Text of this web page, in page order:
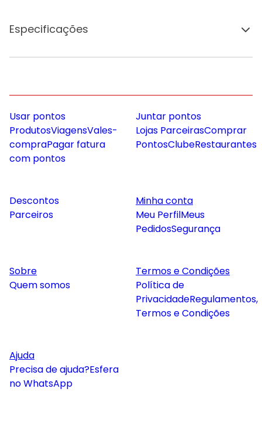
Especificações
Usar pontos
ProdutosViagensVales-
compraPagar fatura
com pontos
Juntar pontos
Lojas ParceirasComprar
PontosClubeRestaurantes
Descontos
Parceiros
Minha conta
Meu PerfilMeus
PedidosSegurança
Sobre
Quem somos
Termos e Condições
Política de
PrivacidadeRegulamentos,
Termos e Condições
Ajuda
Precisa de ajuda?Esfera
no WhatsApp